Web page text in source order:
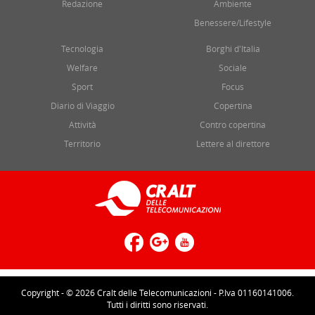
Redazione
Ambiente
Benessere/Lifestyle
Tecnologia
Welfare
Sport
Diario di Viaggio
Attività
Territorio
Borghi d'Italia
Sociale
Focus
Copertina
Contro copertina
Lettere al direttore
Copyright - © 2026 Cralt delle Telecomunicazioni - P.Iva 01160141006.
Tutti i diritti sono riservati.